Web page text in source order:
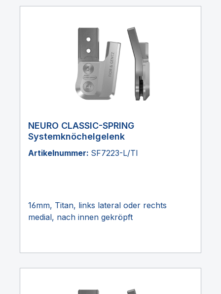
NEURO CLASSIC-SPRING
Systemknöchelgelenk
Artikelnummer: SF7223-L/TI
16mm, Titan, links lateral oder rechts
medial, nach innen gekröpft